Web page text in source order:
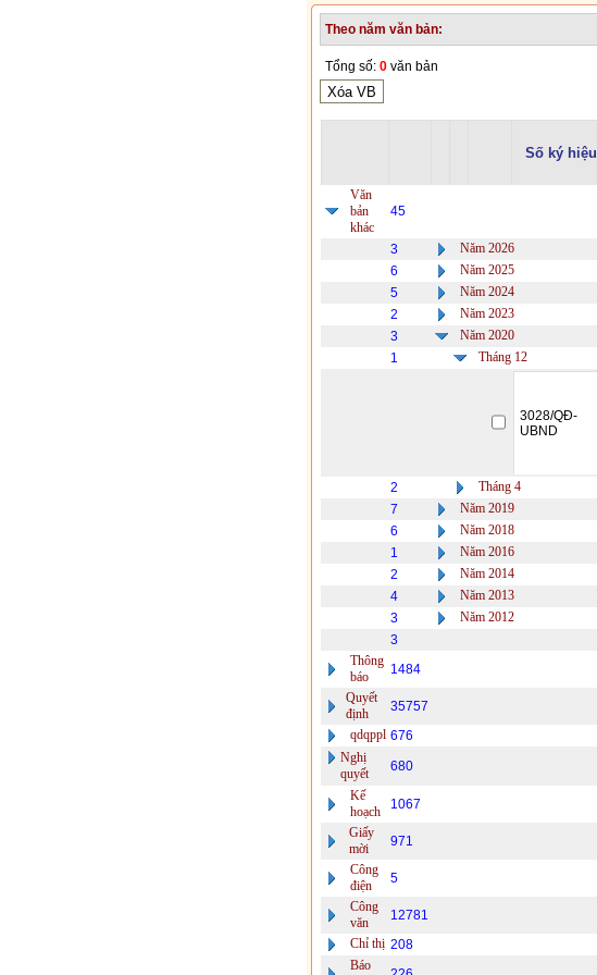
Theo năm văn bản:
Tổng số: 0 văn bản
Số ký hiệu
Văn
bản
khác
45
3
Năm 2026
6
Năm 2025
5
Năm 2024
2
Năm 2023
3
Năm 2020
1
Tháng 12
3028/QĐ-
UBND
2
Tháng 4
7
Năm 2019
6
Năm 2018
1
Năm 2016
2
Năm 2014
4
Năm 2013
3
Năm 2012
3
Thông
báo
1484
Quyết
định
35757
qdqppl 676
Nghị
quyết
680
Kế
hoạch
1067
Giấy
mời
971
Công
điện
5
Công
văn
12781
Chỉ thị 208
Báo